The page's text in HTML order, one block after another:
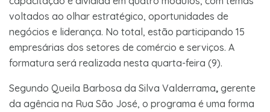
voltados ao olhar estratégico, oportunidades de
negócios e liderança. No total, estão participando 15
empresárias dos setores de comércio e serviços. A
formatura será realizada nesta quarta-feira (9).
Segundo Queila Barbosa da Silva Valderrama, gerente
da agência na Rua São José, o programa é uma forma